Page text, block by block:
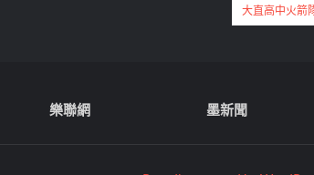
大直高中火箭
樂聯網 墨新聞